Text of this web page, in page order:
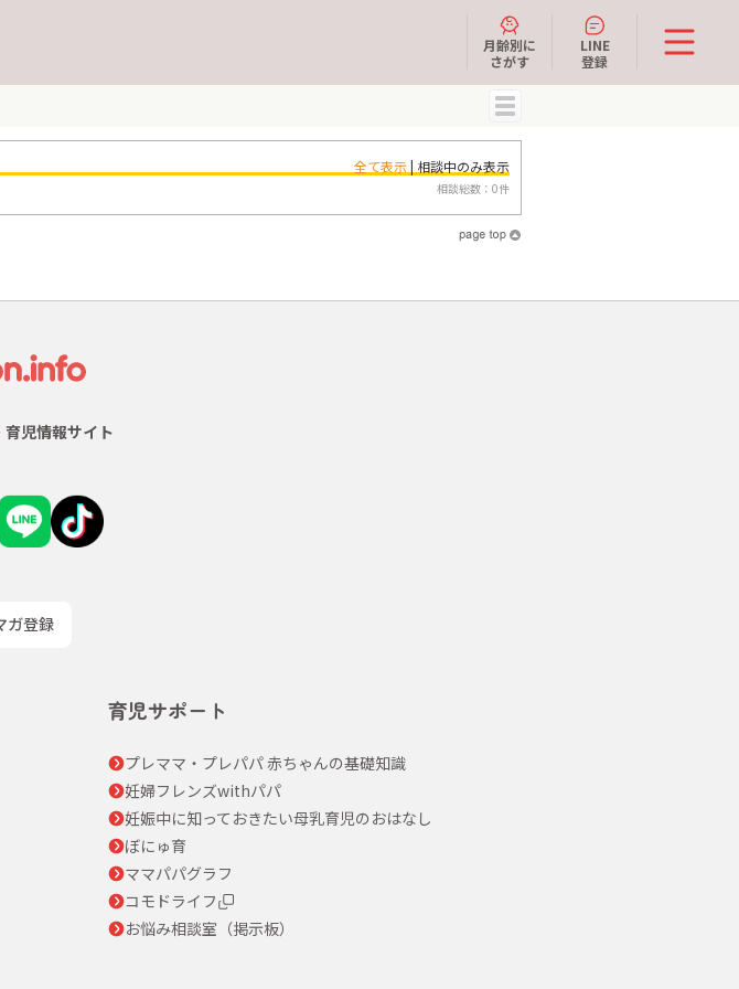
月齢別に
さがす
LINE
登録
MENU
全て表示| 相談中のみ表示
相談総数：0件
児情報サイト
ガ登録
育児サポート
プレママ・プレパパ 赤ちゃんの基礎知識
妊婦フレンズwithパパ
妊娠中に知っておきたい母乳育児のおはなし
ぼにゅ育
ママパパグラフ
コモドライフ
お悩み相談室（掲示板）